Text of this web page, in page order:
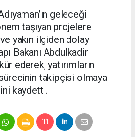
geleceği
taşıyan projelere
yakın ilgiden dolayı
Bakanı Abdulkadir
ederek, yatırımların
takipçisi olmaya
kaydetti.